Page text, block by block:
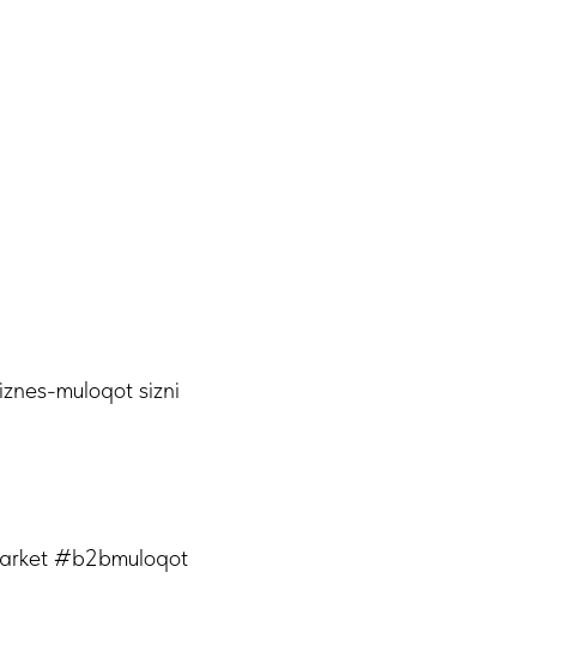
muloqot sizni
#b2bmuloqot